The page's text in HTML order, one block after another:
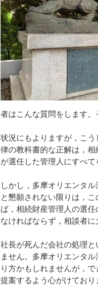
者はこんな質問をします
状況にもよりますが，こ
律の教科書的な正解は，
が選任した管理人にすべて
しかし，多摩オリエンタ
と懇願されない限りは，
ば，相続財産管理人の選
なければならず，相談者に
社長が死んだ会社の処理
ません。多摩オリエンタ
り方かもしれませんが，
提案するよう心がけており